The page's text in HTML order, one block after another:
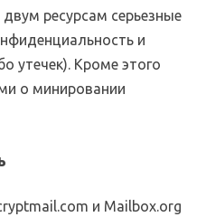
ресурсам серьезные
и
утечек). Кроме этого
о минировании
и Mailbox.org